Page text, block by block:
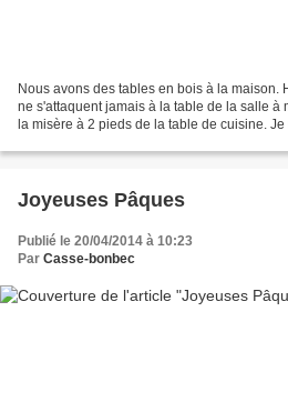
Nous avons des tables en bois à la maison.
ne s'attaquent jamais à la table de la salle à
la misère à 2 pieds de la table de cuisine.
Joyeuses Pâques
Publié le 20/04/2014 à 10:23
Par Casse-bonbec